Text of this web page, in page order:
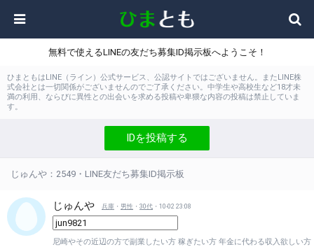
無料で使えるLINEの友だち募集ID掲示板へようこそ！
ひまともはLINE（ライン）公式サービス、公認サイトではございません。またLINE株
式会社とは一切関係がございませんのでご了承ください。中学生や高校生など18才未
満の利用、ならびに異性との出会いを求める投稿や卑猥な内容の投稿は禁止していま
す。
IDを投稿する
じゅんや：2549・LINE友だち募集ID掲示板
じゅんや 兵庫 ・ 男性 ・ 30代 ・10-02 23:08
尼崎やその近辺の方で副業したい方 稼ぎたい方 年金に代わる収入欲しい方